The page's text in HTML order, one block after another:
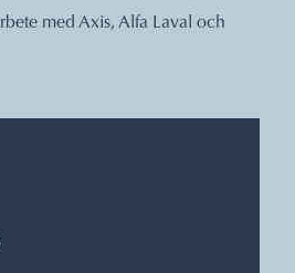
med Axis, Alfa Laval och